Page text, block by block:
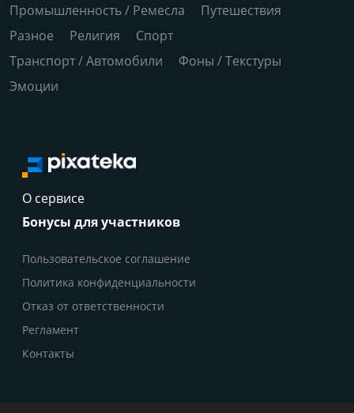
Промышленность / Ремесла
Путешествия
Разное
Религия
Спорт
Транспорт / Автомобили
Фоны / Текстуры
Эмоции
О сервисе
Бонусы для участников
Пользовательское соглашение
Политика конфиденциальности
Отказ от ответственности
Регламент
Контакты